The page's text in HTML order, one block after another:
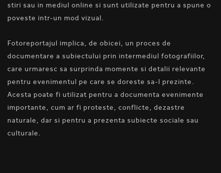
stiri sau in mediul online si sunt utilizate pentru a spune o
poveste intr-un mod vizual.
Fotoreportajul implica, de obicei, un proces de
documentare a subiectului prin intermediul fotografiilor,
care urmaresc sa surprinda momente si detalii relevante
pentru evenimentul pe care se doreste sa-l prezinte.
Acesta poate fi utilizat pentru a documenta evenimente
importante, cum ar fi proteste, conflicte, dezastre
naturale, dar si pentru a prezenta subiecte sociale sau
culturale.